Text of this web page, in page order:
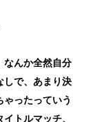
んか全然自分
しで、あまり決
ったっていう
トルマッチ、